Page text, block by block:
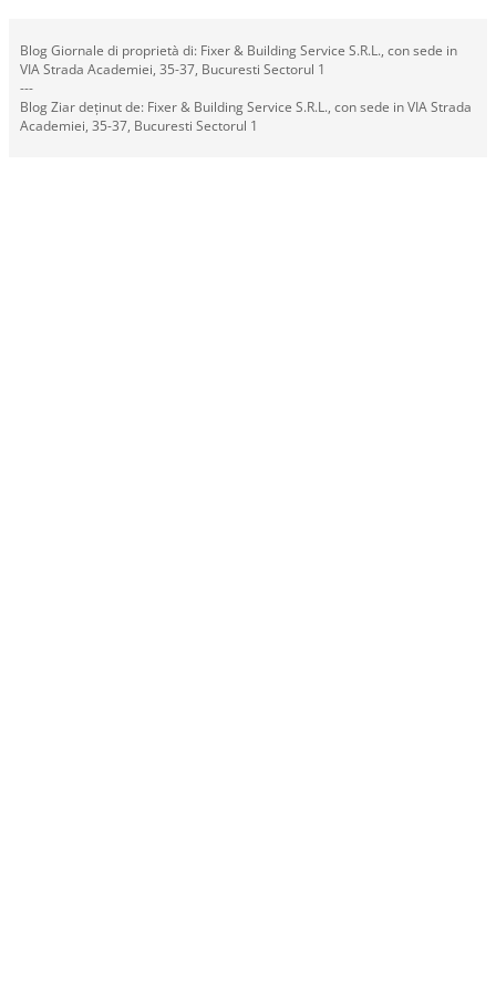
Blog Giornale di proprietà di: Fixer & Building Service S.R.L., con sede in
VIA Strada Academiei, 35-37, Bucuresti Sectorul 1
---
Blog Ziar deținut de: Fixer & Building Service S.R.L., con sede in VIA Strada
Academiei, 35-37, Bucuresti Sectorul 1